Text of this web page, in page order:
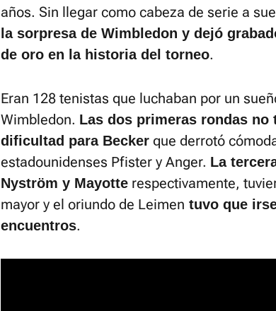
años. Sin llegar como cabeza de serie a
la sorpresa de Wimbledon y dejó
de oro en la historia del torneo.
Eran 128 tenistas que luchaban por un
Wimbledon. Las dos primeras rondas no
dificultad para Becker que derrotó
estadounidenses Pfister y Anger. La
Nyström y Mayotte respectivamente,
mayor y el oriundo de Leimen tuvo que
encuentros.